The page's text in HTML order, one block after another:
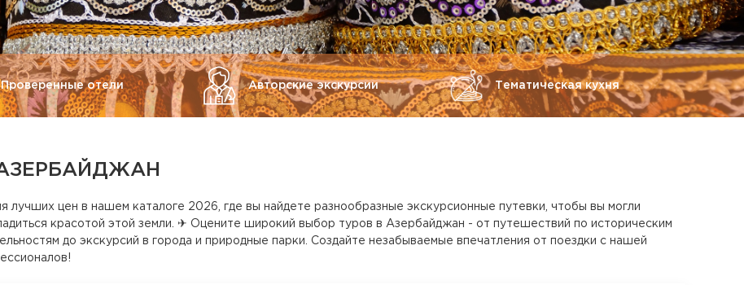
Проверенные отели Авторские экскурсии Тематическая кухня
лучших цен в нашем каталоге 2026, где вы найдете разнообразные экскурсионные путевки, чтобы вы могли
красотой этой земли. ✈ Оцените широкий выбор туров в Азербайджан - от путешествий по историческим
до экскурсий в города и природные парки. Создайте незабываемые впечатления от поездки с нашей